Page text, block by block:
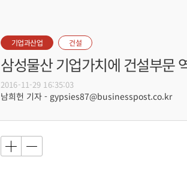
기업과산업 건설
삼성물산 기업가치에 건설부문
2016-11-29 16:35:03
남희헌 기자 - gypsies87@businesspost.co.kr